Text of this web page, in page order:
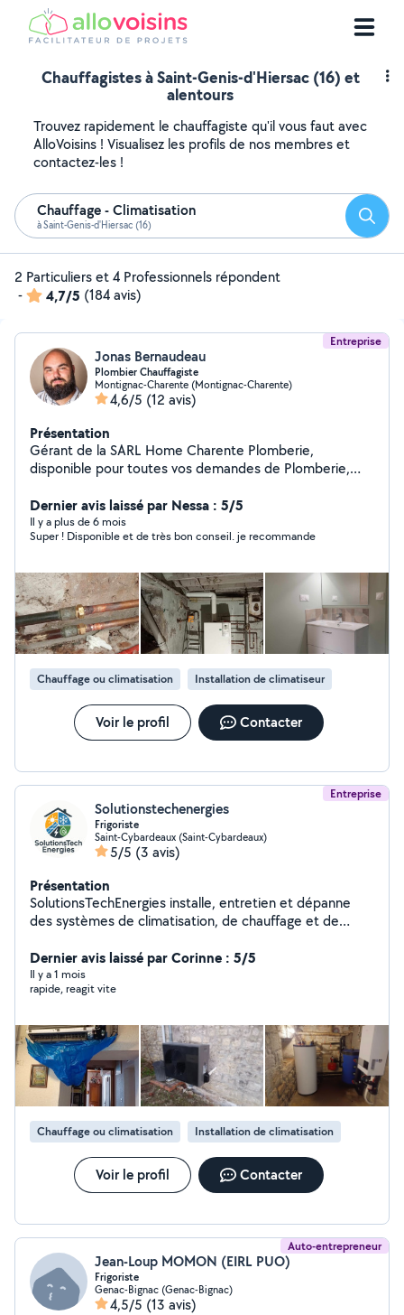
Chauffagistes à Saint-Genis-d'Hiersac (16) et
alentours
Trouvez rapidement le chauffagiste qu'il vous faut avec
AlloVoisins ! Visualisez les profils de nos membres et
contactez-les !
Chauffage - Climatisation
à Saint-Genis-d'Hiersac (16)
2 Particuliers et 4 Professionnels répondent
-
4,7/5 (184 avis)
Entreprise
Jonas Bernaudeau
Plombier Chauffagiste
Montignac-Charente (Montignac-Charente)
4,6/5 (12 avis)
Présentation
Gérant de la SARL Home Charente Plomberie,
disponible pour toutes vos demandes de Plomberie,
Dernier avis laissé par Nessa : 5/5
Il y a plus de 6 mois
Super ! Disponible et de très bon conseil. je recommande
Chauffage ou climatisation Installation de climatiseur
Voir le profil Contacter
Entreprise
Solutionstechenergies
Frigoriste
Saint-Cybardeaux (Saint-Cybardeaux)
5/5 (3 avis)
Présentation
SolutionsTechEnergies installe, entretien et dépanne
des systèmes de climatisation, de chauffage et de
professionnels. Nous proposons des solutions
énergétiques modernes, performantes et durables pour
réduire votre consommation et améliorer votre confort
rapidement avec un service fiable, soigné et
personnalisé."
Dernier avis laissé par Corinne : 5/5
Il y a 1 mois
rapide, reagit vite
Chauffage ou climatisation Installation de climatisation
Voir le profil Contacter
Auto-entrepreneur
Jean-Loup MOMON (EIRL PUO)
Frigoriste
Genac-Bignac (Genac-Bignac)
4,5/5 (13 avis)